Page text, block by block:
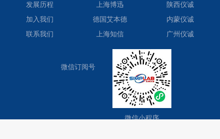
发展历程
加入我们
联系我们
上海博迅
德国艾本德
上海知信
陕西仪诚
内蒙仪诚
广州仪诚
微信订阅号
微信小程序